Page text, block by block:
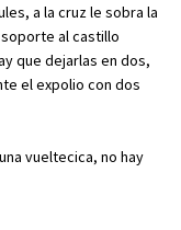
a la cruz le sobra la
al castillo
que dejarlas en dos,
el expolio con dos
vueltecica, no hay